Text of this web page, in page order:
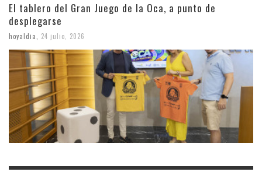
El tablero del Gran Juego de la Oca, a punto de
desplegarse
hoyaldia, 24 julio, 2026